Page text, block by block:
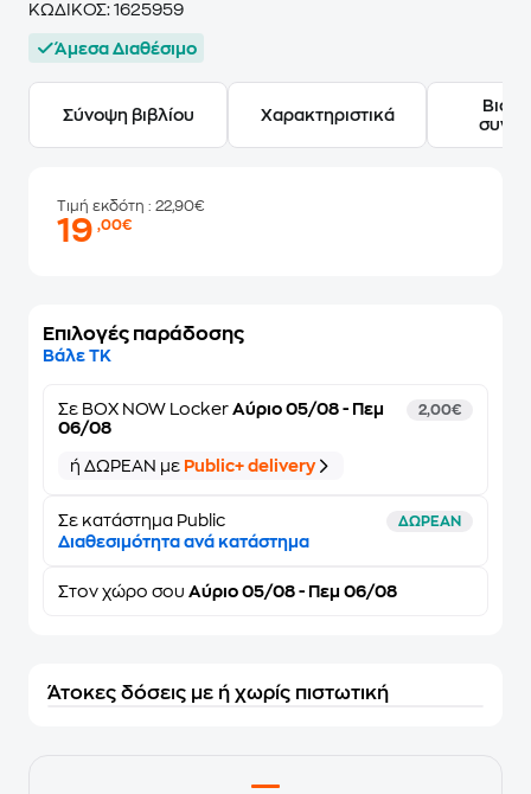
ΚΩΔΙΚΟΣ: 1625959
Άμεσα Διαθέσιμο
Σύνοψη βιβλίου Χαρακτηριστικά
Τιμή εκδότη : 22,90€
19,00€
Επιλογές παράδοσης
Βάλε ΤΚ
Σε BOX NOW Locker Αύριο 05/08 - Πεμ
06/08
2,00€
ή ΔΩΡΕΑΝ με Public+ delivery
Σε κατάστημα Public ΔΩΡΕΑΝ
Διαθεσιμότητα ανά κατάστημα
Στον χώρο σου Αύριο 05/08 - Πεμ 06/08
Άτοκες δόσεις με ή χωρίς πιστωτική